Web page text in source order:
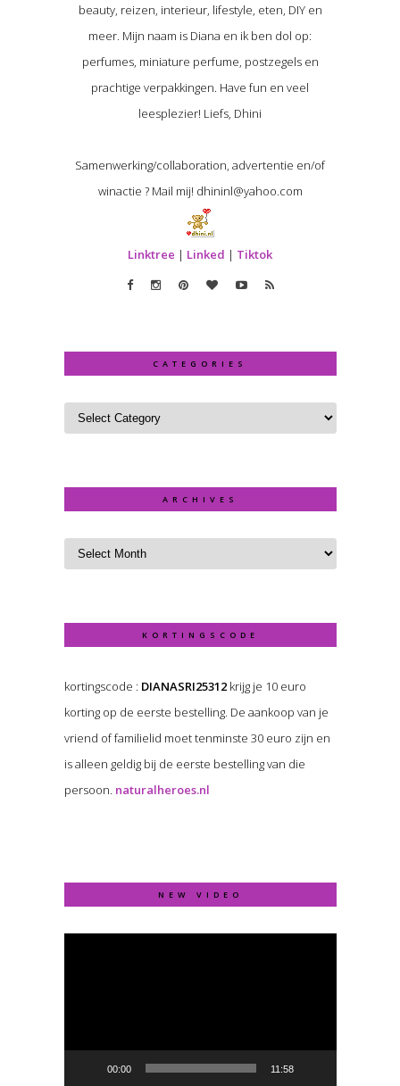
beauty, reizen, interieur, lifestyle, eten, DIY en
meer. Mijn naam is Diana en ik ben dol op:
perfumes, miniature perfume, postzegels en
prachtige verpakkingen. Have fun en veel
leesplezier! Liefs, Dhini
Samenwerking/collaboration, advertentie en/of
winactie ? Mail mij! dhininl@yahoo.com
Linktree | Linked | Tiktok
CATEGORIES
ARCHIVES
KORTINGSCODE
kortingscode : DIANASRI25312krijg je 10 euro
korting op de eerste bestelling. De aankoop van je
vriend of familielid moet tenminste 30 euro zijn en
is alleen geldig bij de eerste bestelling van die
persoon. naturalheroes.nl
NEW VIDEO
Video
00:00 11:58